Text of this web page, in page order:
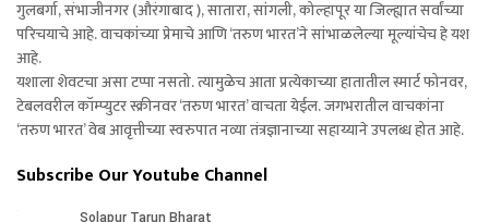
गुलबर्गा, संभाजीनगर (औरंगाबाद ), सातारा, सांगली, कोल्हापूर या जिल्ह्यात सर्वांच्या
परिचयाचे आहे. वाचकांच्या प्रेमाचे आणि ‘तरुण भारत’ने सांभाळलेल्या मूल्यांचेच हे यश
आहे.
यशाला शेवटचा असा टप्पा नसतो. त्यामुळेच आता प्रत्येकाच्या हातातील स्मार्ट फोनवर,
टेबलवरील कॉम्प्युटर स्क्रीनवर ‘तरुण भारत’ वाचता येईल. जगभरातील वाचकांना
‘तरुण भारत’ वेब आवृत्तीच्या स्वरुपात नव्या तंत्रज्ञानाच्या सहाय्याने उपलब्ध होत आहे.
Subscribe Our Youtube Channel